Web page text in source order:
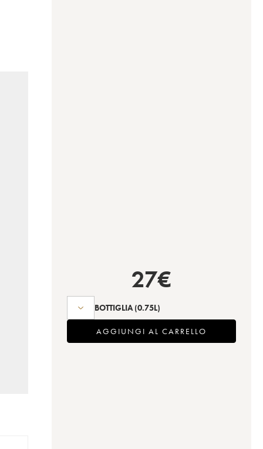
27€
BOTTIGLIA (0.75L)
AGGIUNGI AL CARRELLO